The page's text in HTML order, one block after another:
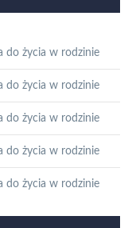
do życia w rodzinie
do życia w rodzinie
do życia w rodzinie
do życia w rodzinie
do życia w rodzinie